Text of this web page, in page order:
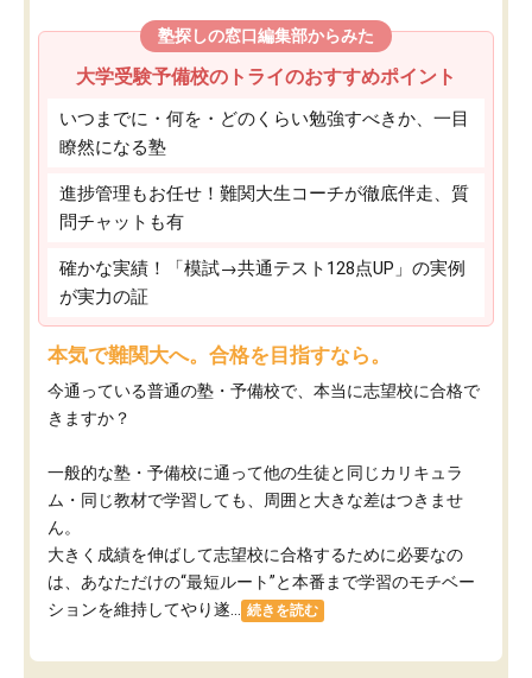
塾探しの窓口編集部からみた
大学受験予備校のトライのおすすめポイント
いつまでに・何を・どのくらい勉強すべきか、一目
瞭然になる塾
進捗管理もお任せ！難関大生コーチが徹底伴走、質
問チャットも有
確かな実績！「模試→共通テスト128点UP」の実例
が実力の証
本気で難関大へ。合格を目指すなら。
今通っている普通の塾・予備校で、本当に志望校に合格で
きますか？
一般的な塾・予備校に通って他の生徒と同じカリキュラ
ム・同じ教材で学習しても、周囲と大きな差はつきませ
ん。
大きく成績を伸ばして志望校に合格するために必要なの
は、あなただけの“最短ルート”と本番まで学習のモチベー
ションを維持してやり遂...
続きを読む